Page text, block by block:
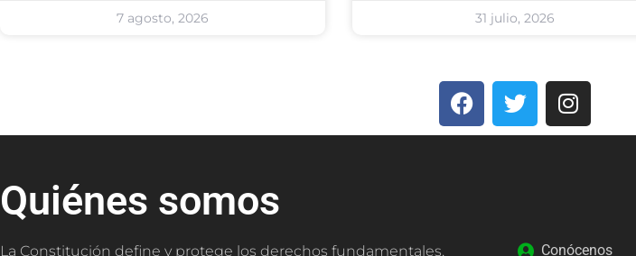
7 agosto, 2026 31 julio, 2026
Quiénes somos
La Constitución define y protege los derechos fundamentales, Conócenos